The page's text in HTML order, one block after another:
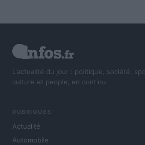
L'actualité du jour : politique, société,
culture et people, en continu.
RUBRIQUES
Actualité
Automobile